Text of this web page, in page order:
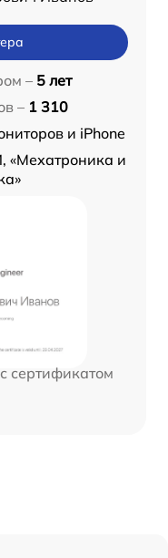
– 5 лет
– 1 310
и iPhone
и
сертификатом